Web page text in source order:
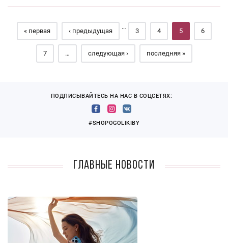
Страницы
« первая ‹ предыдущая
…
3 4 5 6
7 … следующая › последняя »
ПОДПИСЫВАЙТЕСЬ НА НАС В СОЦСЕТЯХ:
#SHOPOGOLIKIBY
Главные новости